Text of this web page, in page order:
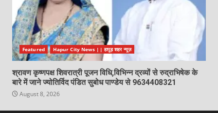
Featured Hapur City News || हापुड़ शहर न्यूज़
श्रावण कृष्णपक्ष शिवरात्री पूजन विधि,विभिन्न द्रव्यों से रुद्राभिषेक के
बारे में जाने ज्योतिर्विद पंडित सुबोध पाण्डेय से 9634408321
August 8, 2026